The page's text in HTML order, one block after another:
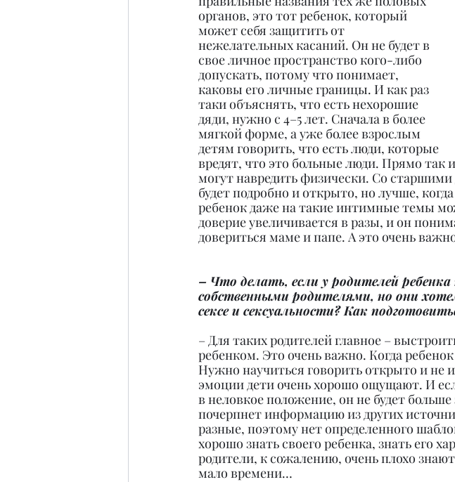
органов, это тот ребенок, который
может себя защитить от
нежелательных касаний. Он не будет в
свое личное пространство кого-либо
допускать, потому что понимает,
каковы его личные границы. И как раз
таки объяснять, что есть нехорошие
дяди, нужно с 4–5 лет. Сначала в более
мягкой форме, а уже более взрослым
детям говорить, что есть люди, которые
вредят, что это больные люди. Прямо так
могут навредить физически. Со
будет подробно и открыто, но лучше,
ребенок даже на такие интимные темы
доверие увеличивается в разы, и он
довериться маме и папе. А это очень
– Что делать, если у родителей
собственными родителями, но они
сексе и сексуальности? Как
– Для таких родителей главное –
ребенком. Это очень важно. Когда
Нужно научиться говорить открыто и
эмоции дети очень хорошо ощущают. И
в неловкое положение, он не будет
почерпнет информацию из других
разные, поэтому нет определенного
хорошо знать своего ребенка, знать его
родители, к сожалению, очень плохо
мало времени…